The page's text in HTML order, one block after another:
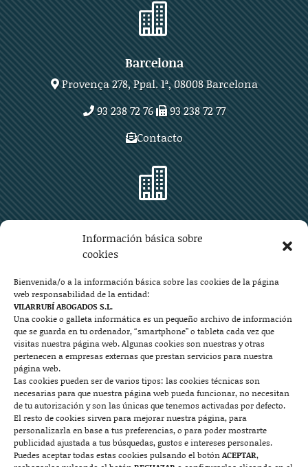
Información básica sobre
cookies
Bienvenida/o a la información básica sobre las cookies de la página
web responsabilidad de la entidad:
VILARRUBÍ ABOGADOS S.L.
Una cookie o galleta informática es un pequeño archivo de información
que se guarda en tu ordenador, “smartphone” o tableta cada vez que
visitas nuestra página web. Algunas cookies son nuestras y otras
pertenecen a empresas externas que prestan servicios para nuestra
página web.
Las cookies pueden ser de varios tipos: las cookies técnicas son
necesarias para que nuestra página web pueda funcionar, no necesitan
de tu autorización y son las únicas que tenemos activadas por defecto.
El resto de cookies sirven para mejorar nuestra página, para
personalizarla en base a tus preferencias, o para poder mostrarte
publicidad ajustada a tus búsquedas, gustos e intereses personales.
Puedes aceptar todas estas cookies pulsando el botónACEPTAR,

Barcelona
Provença 278, Ppal. 1ª, 08008 Barcelona
93 238 72 76
93 238 72 77
Contacto

Plaza Aragón 10, planta 11ª, 50004 Zaragoza
Contacto

Mallorca
Josep Pla, n°6, 07400 Alcudia (Mallorca)
722 131 870
Contacto